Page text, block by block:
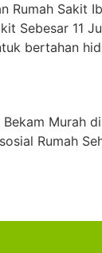
Rumah Sakit
Sebesar 11
bertahan
Murah
Rumah